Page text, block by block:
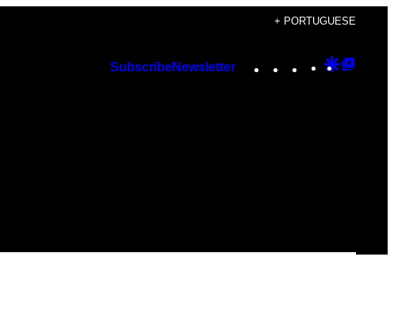
+ PORTUGUESE
SubscribeNewsletter Instagram
TikTok
YouTube
Google